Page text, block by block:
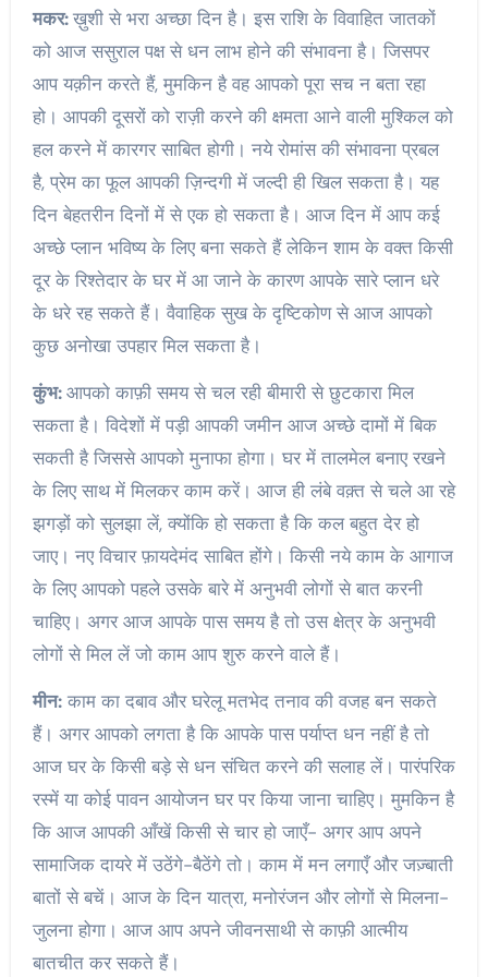
मकर:ख़ुशी से भरा अच्छा दिन है। इस राशि के विवाहित जातकों
को आज ससुराल पक्ष से धन लाभ होने की संभावना है। जिसपर
आप यक़ीन करते हैं, मुमकिन है वह आपको पूरा सच न बता रहा
हो। आपकी दूसरों को राज़ी करने की क्षमता आने वाली मुश्किल को
हल करने में कारगर साबित होगी। नये रोमांस की संभावना प्रबल
है, प्रेम का फूल आपकी ज़िन्दगी में जल्दी ही खिल सकता है। यह
दिन बेहतरीन दिनों में से एक हो सकता है। आज दिन में आप कई
अच्छे प्लान भविष्य के लिए बना सकते हैं लेकिन शाम के वक्त किसी
दूर के रिश्तेदार के घर में आ जाने के कारण आपके सारे प्लान धरे
के धरे रह सकते हैं। वैवाहिक सुख के दृष्टिकोण से आज आपको
कुछ अनोखा उपहार मिल सकता है।
कुंभ:आपको काफ़ी समय से चल रही बीमारी से छुटकारा मिल
सकता है। विदेशों में पड़ी आपकी जमीन आज अच्छे दामों में बिक
सकती है जिससे आपको मुनाफा होगा। घर में तालमेल बनाए रखने
के लिए साथ में मिलकर काम करें। आज ही लंबे वक़्त से चले आ रहे
झगड़ों को सुलझा लें, क्योंकि हो सकता है कि कल बहुत देर हो
जाए। नए विचार फ़ायदेमंद साबित होंगे। किसी नये काम के आगाज
के लिए आपको पहले उसके बारे में अनुभवी लोगों से बात करनी
चाहिए। अगर आज आपके पास समय है तो उस क्षेत्र के अनुभवी
लोगों से मिल लें जो काम आप शुरु करने वाले हैं।
मीन:काम का दबाव और घरेलू मतभेद तनाव की वजह बन सकते
हैं। अगर आपको लगता है कि आपके पास पर्याप्त धन नहीं है तो
आज घर के किसी बड़े से धन संचित करने की सलाह लें। पारंपरिक
रस्में या कोई पावन आयोजन घर पर किया जाना चाहिए। मुमकिन है
कि आज आपकी आँखें किसी से चार हो जाएँ- अगर आप अपने
सामाजिक दायरे में उठेंगे-बैठेंगे तो। काम में मन लगाएँ और जज़्बाती
बातों से बचें। आज के दिन यात्रा, मनोरंजन और लोगों से मिलना-
जुलना होगा। आज आप अपने जीवनसाथी से काफ़ी आत्मीय
बातचीत कर सकते हैं।